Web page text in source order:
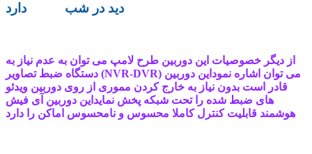
دید در شب دارد
از دیگر خصوصیات این دوربین طرح لامپ می توان به عدم نیاز به
دستگاه ضبط تصاویر (NVR-DVR) می توان اشاره نموداین دوربین
قادر است بدون نیاز به خارج کردن مموری از روی دوربین ویدئو
های ضبط شده را تحت شبکه پخش نمایداین دوربین آی فیش
هوشمند قابلیت کنترل کاملا محسوس و نامحسوس اماکن را دارد